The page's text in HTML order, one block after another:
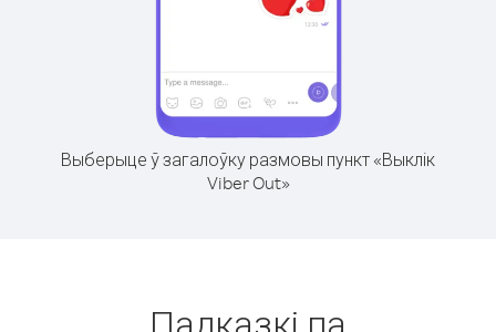
Выберыце ў загалоўку размовы пункт «Выклік
Viber Out»
Падказкі па